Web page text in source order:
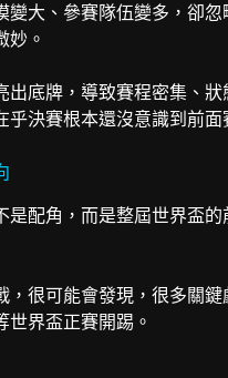
變大、參賽隊伍變多，卻
妙。
底牌，導致賽程密集、
決賽根本還沒意識到前面
配角，而是整屆世界盃
，很可能會發現，很多關
世界盃正賽開踢。